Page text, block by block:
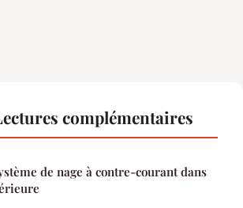
complémentaires
de nage à contre-courant dans